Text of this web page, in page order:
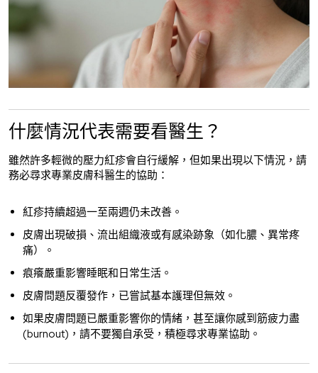
什麼情況代表需要看醫生？
雖然許多輕微的壓力紅疹會自行緩解，但如果出現以下情況，請
務必尋求專業皮膚科醫生的協助：
紅疹持續超過一至兩週仍未改善。
皮膚出現破損、流出組織液或有感染跡象（如化膿、異常疼
痛）。
痕癢嚴重影響睡眠和日常生活。
皮膚問題反覆發作，已嘗試基本護理但無效。
如果皮膚問題已嚴重影響你的情緒，甚至讓你感到筋疲力盡
(burnout)，請不要獨自承受，積極尋求專業協助。